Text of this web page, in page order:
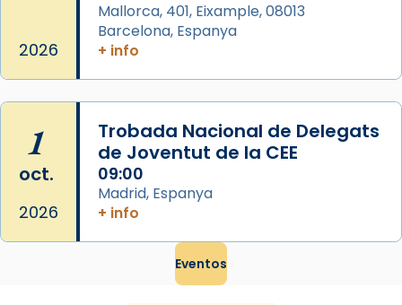
2026
Mallorca, 401, Eixample, 08013
Barcelona, Espanya
+ info
1
oct.
2026
Trobada Nacional de Delegats
de Joventut de la CEE
09:00
Madrid, Espanya
+ info
Eventos